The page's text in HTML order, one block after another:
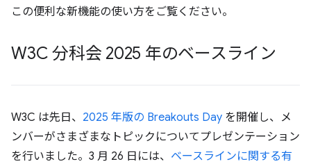
この便利な新機能の使い方をご覧ください。
W3C 分科会 2025 年のベースライン
W3C は先日、 2025 年版の Breakouts Day を開催し、メ
ンバーがさまざまなトピックについてプレゼンテーション
を行いました。3 月 26 日には、 ベースラインに関する有